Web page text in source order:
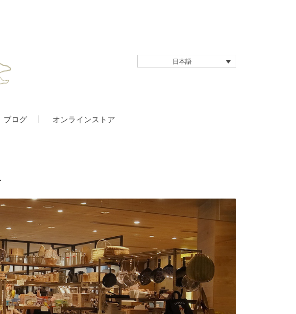
日本語
ブログ オンラインストア